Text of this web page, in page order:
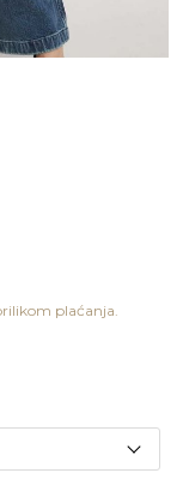
plaćanja.